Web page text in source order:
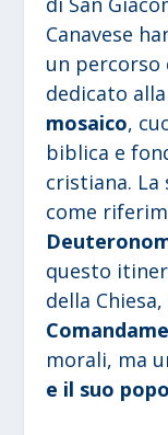
Canavese
un percorso
dedicato
mosaico,
biblica e
cristiana.
come
questo
della
morali, ma
e il suo